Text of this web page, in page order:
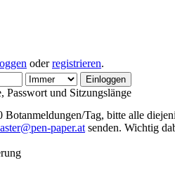
oderregistrieren.
Passwort und Sitzungslänge
Tag, bitte alle
paper.at senden. Wichtig